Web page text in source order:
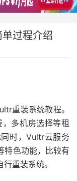
过程介绍
重装系统教程。
多机房选择等租
时，Vultr云服务
特色功能，比较有
重装系统。